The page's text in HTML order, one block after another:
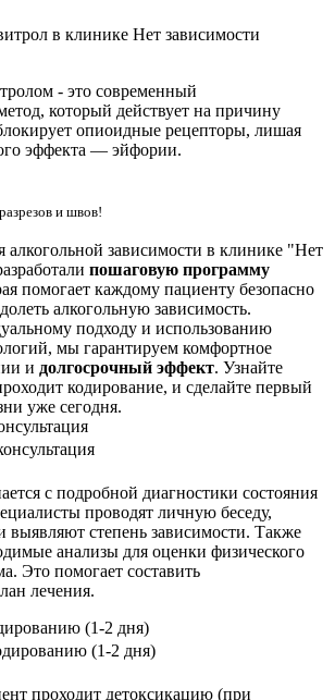
- это современный
который действует на причину
опиоидные рецепторы, лишая
эффекта — эйфории.
и швов!
алкогольной зависимости в клинике "Нет
пошаговую программу
помогает каждому пациенту безопасно
алкогольную зависимость.
подходу и использованию
мы гарантируем комфортное
и долгосрочный эффект. Узнайте
кодирование, и сделайте первый
уже сегодня.
с подробной диагностики состояния
проводят личную беседу,
выявляют степень зависимости. Также
анализы для оценки физического
Это помогает составить
лечения.
(1-2 дня)
проходит детоксикацию (при